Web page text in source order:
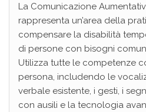
La Comunicazione
rappresenta un’area della
compensare la disabilità
di persone con bisogni
Utilizza tutte le competenze
persona, includendo le
verbale esistente, i gesti, i
con ausili e la tecnologia